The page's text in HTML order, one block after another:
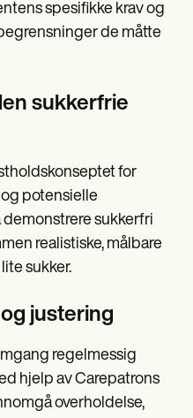
spesifikke krav og
de måtte
sukkerfrie
for
potensielle
demonstrere sukkerfri
realistiske, målbare
sukker.
justering
regelmessig
hjelp av Carepatrons
overholdelse,